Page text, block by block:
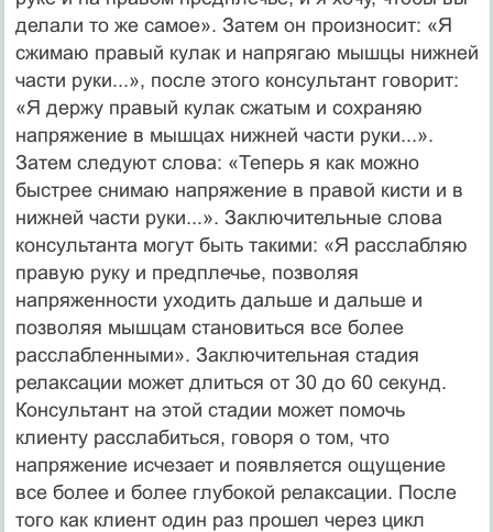
делали то же самое». Затем он произносит: «Я
сжимаю правый кулак и напрягаю мышцы нижней
части руки...», после этого консультант говорит:
«Я держу правый кулак сжатым и сохраняю
напряжение в мышцах нижней части руки...».
Затем следуют слова: «Теперь я как мож­но
быстрее снимаю напряжение в правой кисти и в
нижней части руки...». Заключи­тельные слова
консультанта могут быть такими: «Я расслабляю
правую руку и пред­плечье, позволяя
напряженности уходить дальше и дальше и
позволяя мышцам стано­виться все более
расслабленными». Заключительная стадия
релаксации может длиться от 30 до 60 секунд.
Консультант на этой стадии может помочь
клиенту расслабиться, говоря о том, что
напряжение исчезает и появляется ощущение
все более и более глу­бокой релаксации. После
того как клиент один раз прошел через цикл